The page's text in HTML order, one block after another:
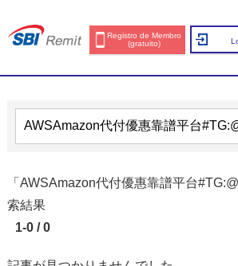
Registro de Membro
(gratuito)
「AWSAmazon代付優惠靠譜平台
索結果
1-0 / 0